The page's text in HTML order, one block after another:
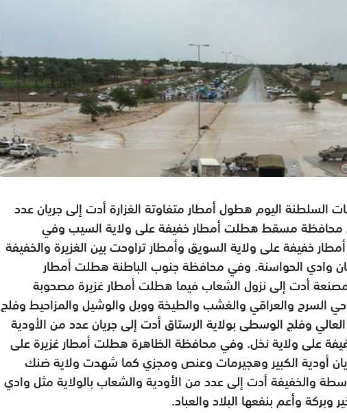
اليوم هطول أمطار متفاوتة الغزارة أدت إلى جريان عدد
محافظة مسقط هطلت أمطار خفيفة على ولاية السيب وفي
خفيفة على ولاية السويق وأمطار تراوحت بين الغزيرة والخفيفة
وادي الحواسنة. وفي محافظة جنوب الباطنة هطلت أمطار
أدت إلى نزول الشعاب فيما هطلت أمطار غزيرة مصحوبة
السرح والعراقي والغشب والطيخة ووبل والوشيل والمزاحيط وفلج
وفلج الوسطى بولاية الرستاق أدت إلى جريان عدد من الأودية
على ولاية نخل. وفي محافظة الظاهرة هطلت أمطار غزيرة على
أودية الكبير وهجيرمات وعنص ومجزي كما شهدت وﻻية ضنك
والخفيفة أدت إلى عدد من الأودية والشعاب بالولاية مثل وادي
وأعم بنفعها البلاد والعباد.